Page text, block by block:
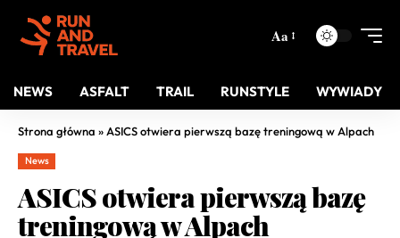
Aa
NEWS ASFALT TRAIL RUNSTYLE WYWIADY
Strona główna » ASICS otwiera pierwszą bazę treningową w Alpach
News
ASICS otwiera pierwszą bazę
treningową w Alpach